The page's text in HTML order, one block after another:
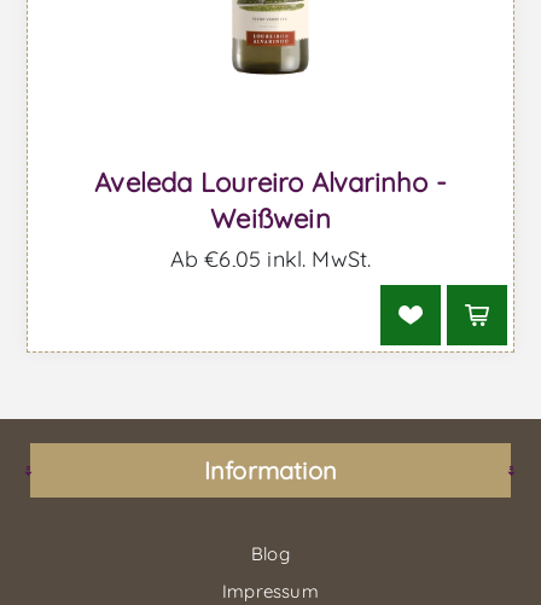
Aveleda Loureiro Alvarinho -
Weißwein
Ab €6,05 inkl. MwSt.
Information
Blog
Impressum